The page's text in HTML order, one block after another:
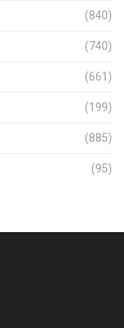
(840)
(740)
(661)
(199)
(885)
(95)